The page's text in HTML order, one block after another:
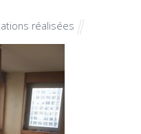
réalisées